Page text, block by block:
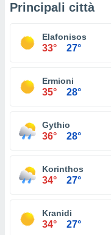
Principali città
Elafonisos
33° 27°
Ermioni
35° 28°
Gythio
36° 28°
Korinthos
34° 27°
Kranidi
34° 27°